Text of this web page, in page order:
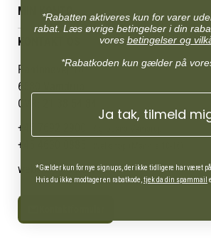
Følg din bestilling
Persondatapolitik
Cookies
Returportal
Job
Mærker
Om os
Om Vestjyllands Andel
Blog
Ofte stillede spørgsmål
MIN KONTO
Administrer min konto
KONTAKT OS
Pantonevej 10
6580 Vamdrup
CVR: 21 38 54 84
+45 7692 2900
+45 4630 0885
webshop@agroland.dk
*Rabatten aktiveres kun for varer
rabat. Læs øvrige betingelser i din
vores betingelser og
*Rabatkoden kun gælder på
Ja tak, tilmeld
*Gælder kun for nye signups, der ikke tidligere har været på
Hvis du ikke modtager en rabatkode, tjek da din spammail